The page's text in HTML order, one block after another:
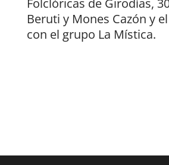
Folclóricas de Girodías,
Beruti y Mones Cazón y
con el grupo La Mística.